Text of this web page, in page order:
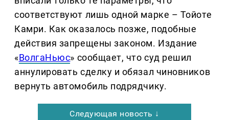
соответствуют лишь одной марке – Тойоте
Камри. Как оказалось позже, подобные
действия запрещены законом. Издание
«ВолгаНьюс» сообщает, что суд решил
аннулировать сделку и обязал чиновников
вернуть автомобиль подрядчику.
Следующая новость ↓